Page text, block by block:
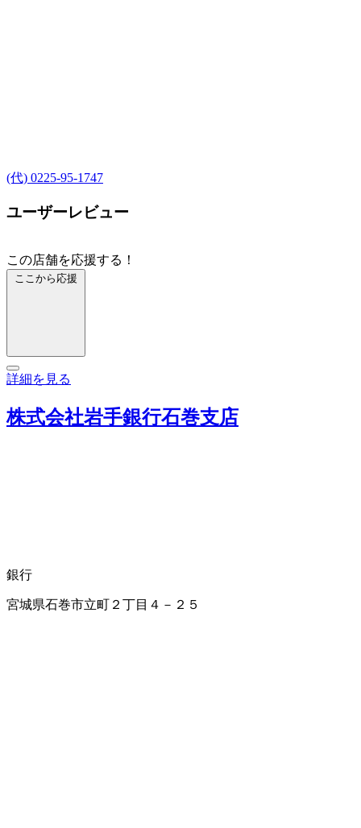
(代) 0225-95-1747
ユーザーレビュー
この店舗を応援する！
ここから応援
詳細を見る
株式会社岩手銀行石巻支店
銀行
宮城県石巻市立町２丁目４－２５